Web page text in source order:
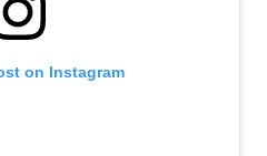
on Instagram